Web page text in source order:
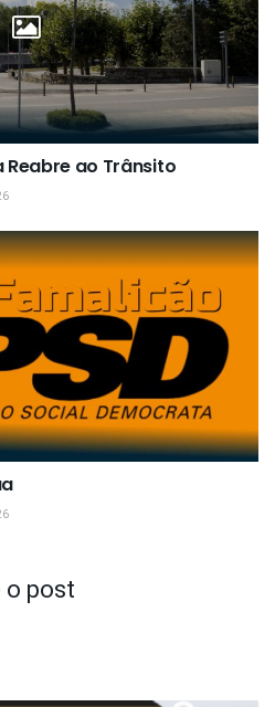
Reabre ao Trânsito
o post